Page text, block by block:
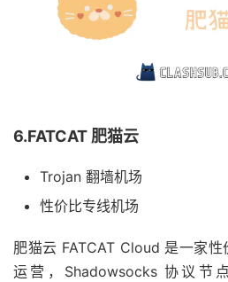
6.FATCAT 肥猫云
Trojan 翻墙机场
性价比专线机场
肥猫云 FATCAT Cloud 是一家
运营，Shadowsocks 协议节